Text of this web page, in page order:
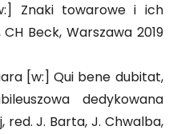
Znaki towarowe i ich
Beck, Warszawa 2019
[w:] Qui bene dubitat,
dedykowana
red. J. Barta, J. Chwalba,